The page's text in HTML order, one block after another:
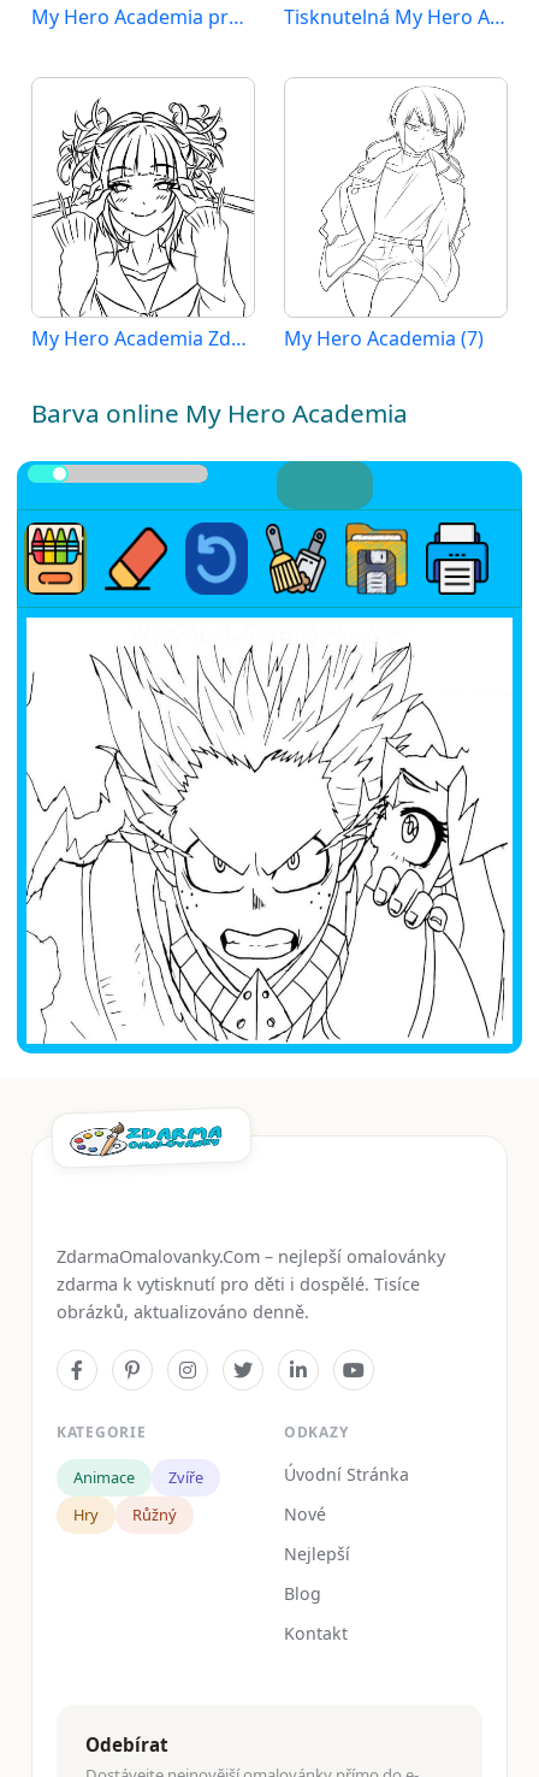
My Hero Academia pro 4leté Děti Tisknutelná My Hero Academia Obrázek
My Hero Academia Zdarama My Hero Academia (7)
Barva online My Hero Academia
ZdarmaOmalovanky.Com – nejlepší omalovánky
zdarma k vytisknutí pro děti i dospělé. Tisíce
obrázků, aktualizováno denně.
KATEGORIE
Animace
Zvíře
Hry
Růžný
ODKAZY
Úvodní Stránka
Nové
Nejlepší
Blog
Kontakt
Odebírat